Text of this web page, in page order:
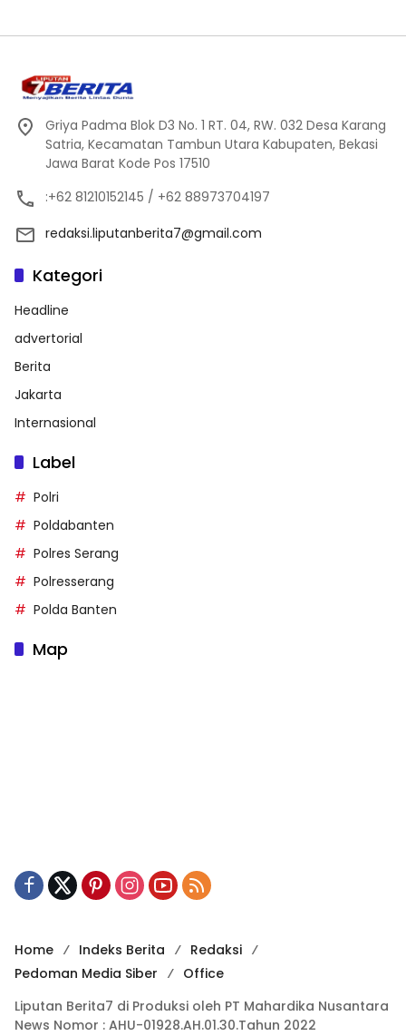
Griya Padma Blok D3 No. 1 RT. 04, RW. 032 Desa Karang
Satria, Kecamatan Tambun Utara Kabupaten, Bekasi
Jawa Barat Kode Pos 17510
:+62 81210152145 / +62 88973704197
redaksi.liputanberita7@gmail.com
Kategori
Headline
advertorial
Berita
Jakarta
Internasional
Label
Polri
Poldabanten
Polres Serang
Polresserang
Polda Banten
Map
Home Indeks Berita
Redaksi
Pedoman Media Siber
Office
Liputan Berita7 di Produksi oleh PT Mahardika Nusantara
News Nomor : AHU-01928.AH.01.30.Tahun 2022